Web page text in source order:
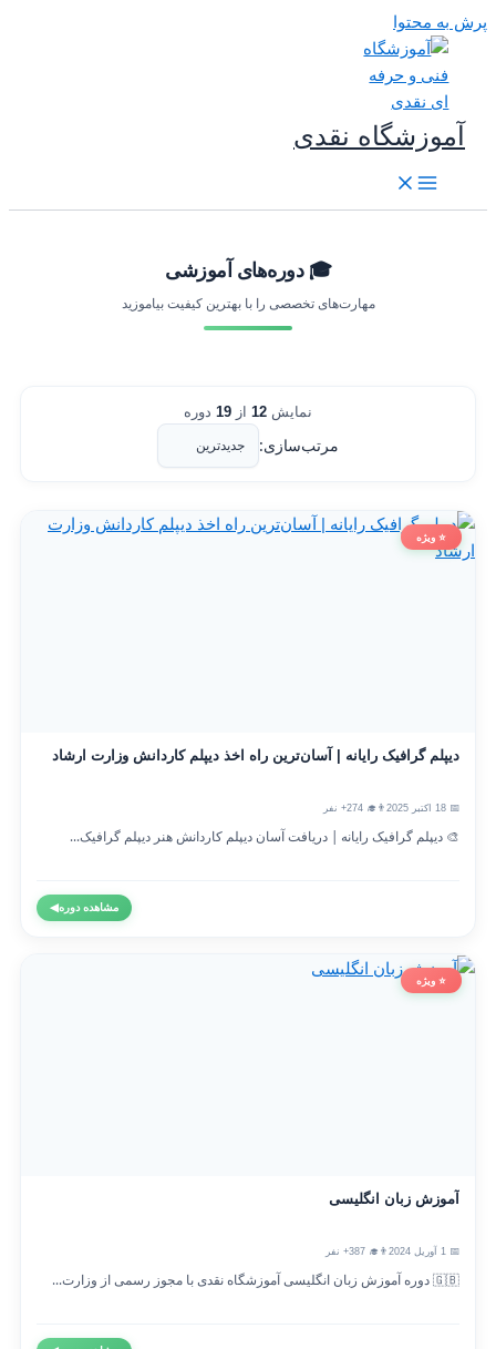
به محتوا
آموزشگاه نقدی
🎓 دوره‌های آموزشی
مهارت‌های تخصصی را با بهترین کیفیت بیاموزید
نمایش12 از 19 دوره
مرتب‌سازی:
⭐ ویژه
دیپلم گرافیک رایانه | آسان‌ترین راه اخذ دیپلم کاردانش وزارت ارشاد
👨‍🎓 274+ نفر
🎨 دیپلم گرافیک رایانه | دریافت آسان دیپلم کاردانش هنر دیپلم گرافیک...
مشاهده دوره◀
⭐ ویژه
آموزش زبان انگلیسی
👨‍🎓 387+ نفر
🇬🇧 دوره آموزش زبان انگلیسی آموزشگاه نقدی با مجوز رسمی از وزارت...